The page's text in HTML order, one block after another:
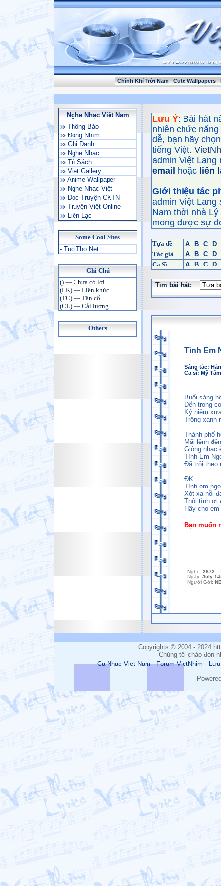
Chính Khí Trời Nam Cute Wallpapers
Nghe Nhạc Việt Nam
Thông Báo
Động Nhím
Ghi Danh
Nghe Nhac
Tủ Sách
Viet Gallery
Anime Wallpaper
Nghe Nhạc Việt
Đọc Truyện CKTN
Truyện Việt Online
Liên Lạc
Some Cool Sites
- TuoiTho.Net
Ghi Chú
() == Chưa có lời
(LK) == Liên khúc
(TC) == Tân cổ
(CL) == Cải lương
Others
Lưu Ý: Bài hát
nhiên chức
dễ, bạn hãy
tiếng Việt.
admin Việt Lang
email
hoặc liên
Giới thiệu tác
admin Việt Lang
Nam thời nhà
mong được sự
Tựa đề A B C
D
Tác giả
A B C
D
Ca Sĩ
A B C D
Tìm bài hát:
Tình Em
Sáng tác:
Ca sĩ: Mỹ Tâm
Buổi sáng
Đến trong
Kỷ niệm
Trông xanh
Thành phố
Mãi lênh
Giòng nhạc
Tình Em
Đã trôi theo
ĐK:
Tình em
Xót xa nỗi
Thôi tình ơi
Hãy cho
Bạn muốn
Nghe: 2872
Ngày: July
Người Gởi:
Copyrights © 2004 - 2024
Chúng tôi chào đón
Ca Nhac Viet Nam-Forum VietNhim-